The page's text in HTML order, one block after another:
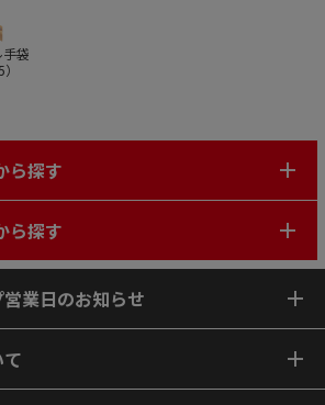
袋
）
ら探す
ら探す
業日のお知らせ